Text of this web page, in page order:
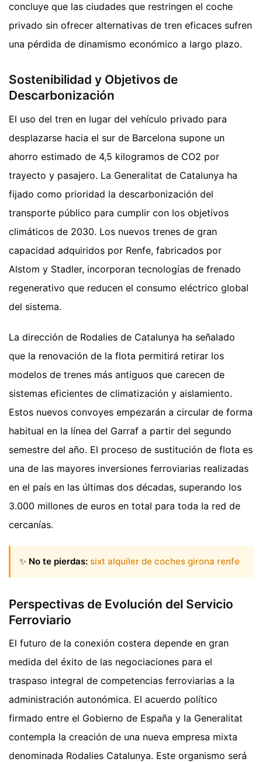
concluye que las ciudades que restringen el coche
privado sin ofrecer alternativas de tren eficaces sufren
una pérdida de dinamismo económico a largo plazo.
Sostenibilidad y Objetivos de
Descarbonización
El uso del tren en lugar del vehículo privado para
desplazarse hacia el sur de Barcelona supone un
ahorro estimado de 4,5 kilogramos de CO2 por
trayecto y pasajero. La Generalitat de Catalunya ha
fijado como prioridad la descarbonización del
transporte público para cumplir con los objetivos
climáticos de 2030. Los nuevos trenes de gran
capacidad adquiridos por Renfe, fabricados por
Alstom y Stadler, incorporan tecnologías de frenado
regenerativo que reducen el consumo eléctrico global
del sistema.
La dirección de Rodalies de Catalunya ha señalado
que la renovación de la flota permitirá retirar los
modelos de trenes más antiguos que carecen de
sistemas eficientes de climatización y aislamiento.
Estos nuevos convoyes empezarán a circular de forma
habitual en la línea del Garraf a partir del segundo
semestre del año. El proceso de sustitución de flota es
una de las mayores inversiones ferroviarias realizadas
en el país en las últimas dos décadas, superando los
3.000 millones de euros en total para toda la red de
cercanías.
✨ No te pierdas: sixt alquiler de coches girona renfe
Perspectivas de Evolución del Servicio
Ferroviario
El futuro de la conexión costera depende en gran
medida del éxito de las negociaciones para el
traspaso integral de competencias ferroviarias a la
administración autonómica. El acuerdo político
firmado entre el Gobierno de España y la Generalitat
contempla la creación de una nueva empresa mixta
denominada Rodalies Catalunya. Este organismo será